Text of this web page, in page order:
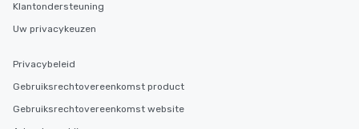
Klantondersteuning
Uw privacykeuzen
Privacybeleid
Gebruiksrechtovereenkomst product
Gebruiksrechtovereenkomst website